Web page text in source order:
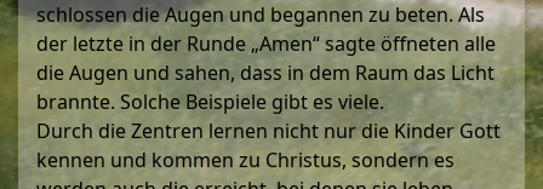
schlossen die Augen und begannen zu beten. Als
der letzte in der Runde „Amen“ sagte öffneten alle
die Augen und sahen, dass in dem Raum das Licht
brannte. Solche Beispiele gibt es viele.
Durch die Zentren lernen nicht nur die Kinder Gott
kennen und kommen zu Christus, sondern es